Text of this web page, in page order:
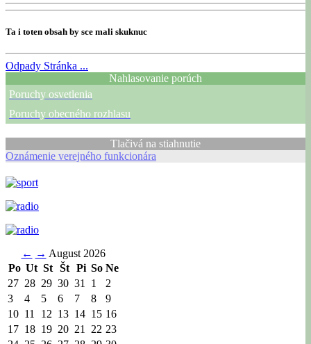
Ta i toten obsah by sce mali skuknuc
Odpady Stránka ...
Nahlasovanie porúch
Poruchy osvetlenia
Poruchy obecného rozhlasu
Tlačivá na stiahnutie
Oznámenie verejného funkcionára
← → August 2026
Po Ut St Št Pi So Ne
27 28 29 30 31 1
2
3
4 5 6 7 8
9
10 11 12 13 14 15 16
17 18 19 20 21 22 23